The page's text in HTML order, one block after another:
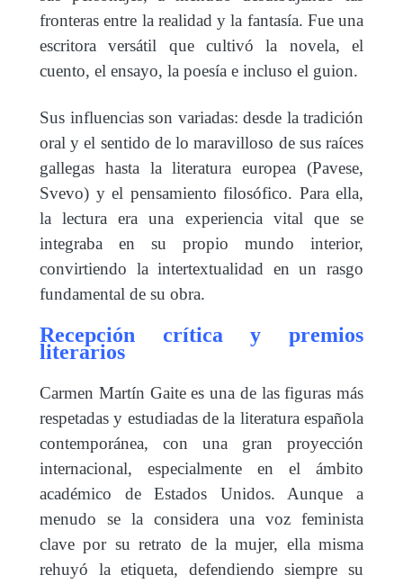
fronteras entre la realidad y la fantasía. Fue una
escritora versátil que cultivó la novela, el
cuento, el ensayo, la poesía e incluso el guion.
Sus influencias son variadas: desde la tradición
oral y el sentido de lo maravilloso de sus raíces
gallegas hasta la literatura europea (Pavese,
Svevo) y el pensamiento filosófico. Para ella,
la lectura era una experiencia vital que se
integraba en su propio mundo interior,
convirtiendo la intertextualidad en un rasgo
fundamental de su obra.
Recepción crítica y premios
literarios
Carmen Martín Gaite es una de las figuras más
respetadas y estudiadas de la literatura española
contemporánea, con una gran proyección
internacional, especialmente en el ámbito
académico de Estados Unidos. Aunque a
menudo se la considera una voz feminista
clave por su retrato de la mujer, ella misma
rehuyó la etiqueta, defendiendo siempre su